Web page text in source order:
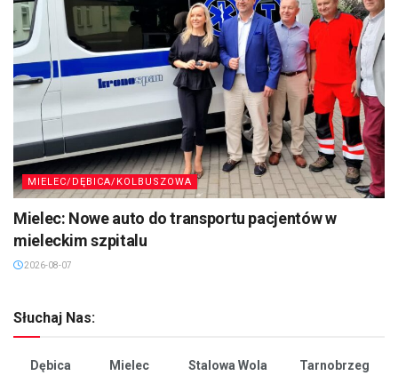
MIELEC/DĘBICA/KOLBUSZOWA
Mielec: Nowe auto do transportu pacjentów w
mieleckim szpitalu
2026-08-07
Słuchaj Nas:
Dębica Mielec Stalowa Wola
Tarnobrzeg